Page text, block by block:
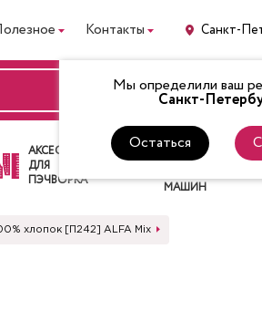
Контакты Санкт-
Мы определили ваш
Санкт-
Остаться
ВХОД
АКСЕССУАРЫ
ДЛЯ
ПЭЧВОРКА
ЛАПКИ
ДЛЯ
МАШИН
хлопок [П242] ALFA Mix